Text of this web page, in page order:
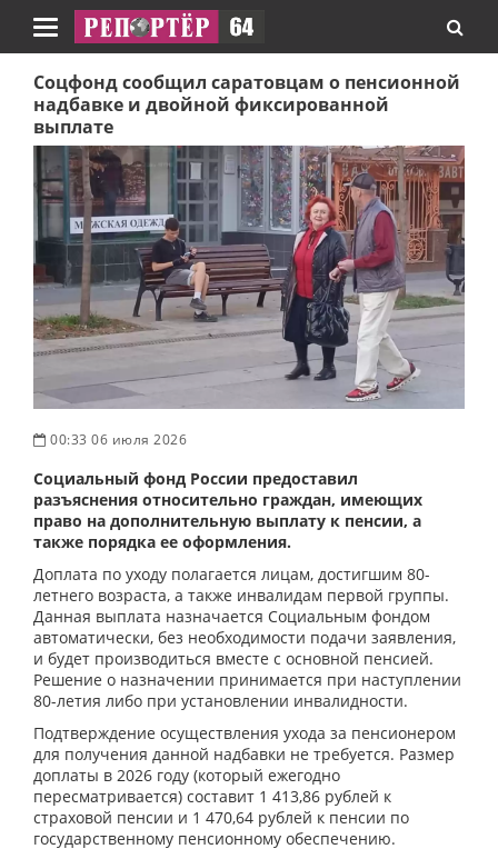
Навигация
Соцфонд сообщил саратовцам о пенсионной
надбавке и двойной фиксированной
выплате
00:33 06 июля 2026
Социальный фонд России предоставил
разъяснения относительно граждан, имеющих
право на дополнительную выплату к пенсии, а
также порядка ее оформления.
Доплата по уходу полагается лицам, достигшим 80-
летнего возраста, а также инвалидам первой группы.
Данная выплата назначается Социальным фондом
автоматически, без необходимости подачи заявления,
и будет производиться вместе с основной пенсией.
Решение о назначении принимается при наступлении
80-летия либо при установлении инвалидности.
Подтверждение осуществления ухода за пенсионером
для получения данной надбавки не требуется. Размер
доплаты в 2026 году (который ежегодно
пересматривается) составит 1 413,86 рублей к
страховой пенсии и 1 470,64 рублей к пенсии по
государственному пенсионному обеспечению.